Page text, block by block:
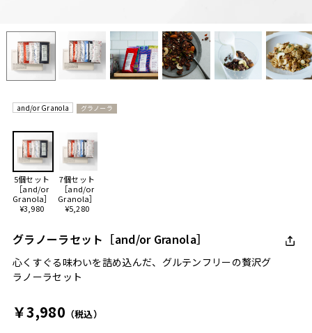
and/or Granola グラノーラ
5個セット
［and/or
Granola］
¥3,980
7個セット
［and/or
Granola］
¥5,280
グラノーラセット［and/or Granola］
心くすぐる味わいを詰め込んだ、グルテンフリーの贅沢グ
ラノーラセット
￥3,980 （税込）